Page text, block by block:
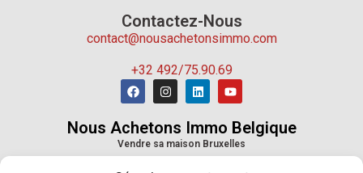
Contactez-Nous
contact@nousachetonsimmo.com
+32 492/75.90.69
Nous Achetons Immo Belgique
Vendre sa maison Bruxelles